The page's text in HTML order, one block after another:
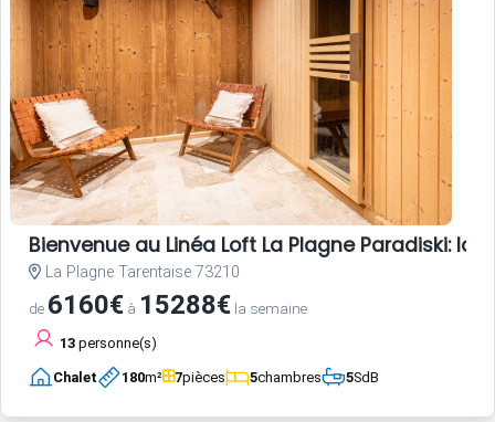
Bienvenue au Linéa Loft La Plagne Paradiski:
La Plagne Tarentaise 73210
de 6160€ à 15288€ la semaine
13 personne(s)
Chalet 180m² 7pièces 5chambres 5SdB